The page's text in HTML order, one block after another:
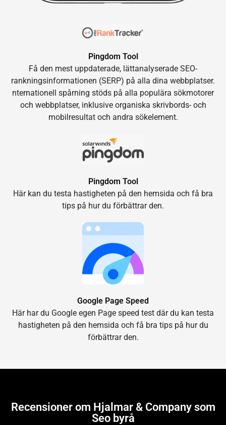
Pingdom Tool
Få den mest uppdaterade, lättanalyserade SEO-
rankningsinformationen (SERP) på alla dina webbplatser.
nternationell spårning stöds på alla populära sökmotorer
och webbplatser, inklusive organiska skrivbords- och
mobilresultat och andra sökelement.
Pingdom Tool
Här kan du testa hastigheten på den hemsida och få bra
tips på hur du förbättrar den.
Google Page Speed
Här har du Google egen Page speed test där du kan testa
hastigheten på den hemsida och få bra tips på hur du
förbättrar den.
Recensioner om Hjalmar & Company som
Seo byrå